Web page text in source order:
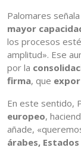
Palomares
mayor
los procesos
amplitud». Ese
por la
firma, que
En este sentido,
europeo,
añade,
árabes,